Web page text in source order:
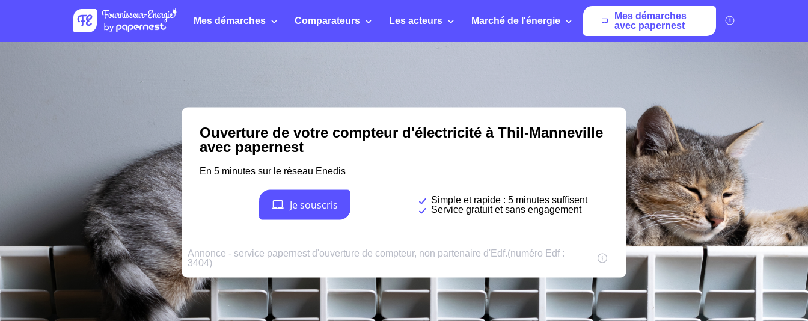
Mes démarches Comparateurs Les acteurs Marché de l'énergie
Mes démarches
avec papernest